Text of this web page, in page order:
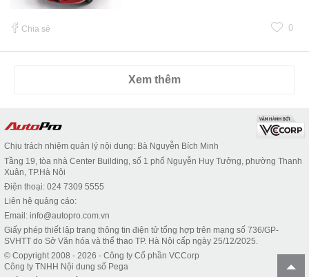
Chia sẻ 0
Xem thêm
Chịu trách nhiệm quản lý nội dung: Bà Nguyễn Bích Minh
Tầng 19, tòa nhà Center Building, số 1 phố Nguyễn Huy Tưởng, phường Thanh
Xuân, TP.Hà Nội
Điện thoại: 024 7309 5555
Liên hệ quảng cáo:
Email: info@autopro.com.vn
Giấy phép thiết lập trang thông tin điện tử tổng hợp trên mạng số 736/GP-
SVHTT do Sở Văn hóa và thể thao TP. Hà Nội cấp ngày 25/12/2025.
© Copyright 2008 - 2026 - Công ty Cổ phần VCCorp
Công ty TNHH Nội dung số Pega